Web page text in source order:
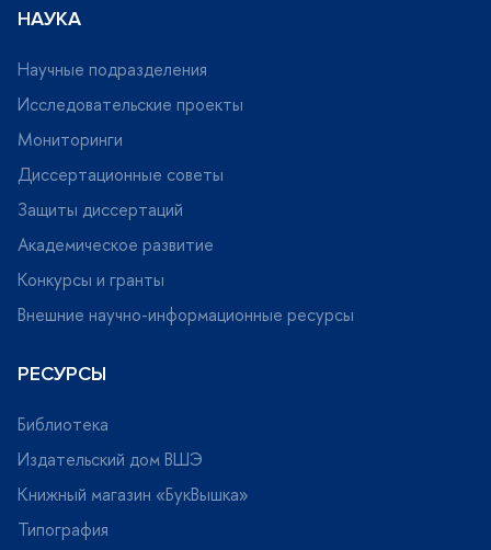
НАУКА
Научные подразделения
Исследовательские проекты
Мониторинги
Диссертационные советы
Защиты диссертаций
Академическое развитие
Конкурсы и гранты
нешние научно-информационные ресурсы
РЕСУРСЫ
Библиотека
Издательский дом ВШЭ
Книжный магазин «БукВышка»
Типография